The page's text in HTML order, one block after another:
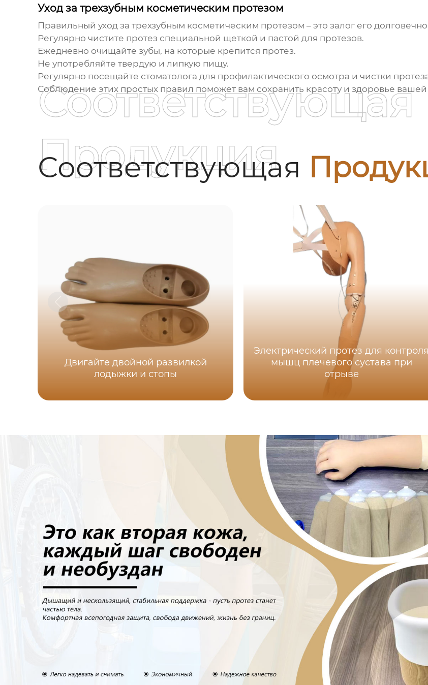
Уход за трехзубным косметическим протезом
Правильный уход за трехзубным косметическим протезом – это залог его
Регулярно чистите протез специальной щеткой и пастой для протезов.
Ежедневно очищайте зубы, на которые крепится протез.
Не употребляйте твердую и липкую пищу.
Регулярно посещайте стоматолога для профилактического осмотра и чистки
Соблюдение этих простых правил поможет вам сохранить красоту и здоровье
Соответствующая
Соответствующая
Продукция
Двигайте двойной развилкой
лодыжки и стопы
Электрический протез для контроля
мышц плечевого сустава при
отрыве